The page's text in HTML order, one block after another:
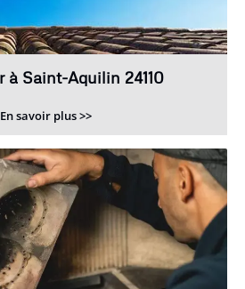
à Saint-Aquilin 24110
En savoir plus >>